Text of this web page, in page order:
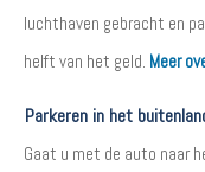
luchthaven gebracht en
helft van het geld. Meer
Parkeren in het
Gaat u met de auto naar